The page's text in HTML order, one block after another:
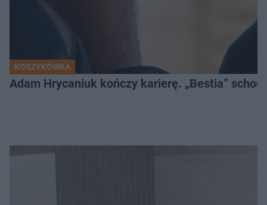
KOSZYKÓWKA
Adam Hrycaniuk kończy karierę. „Bestia”